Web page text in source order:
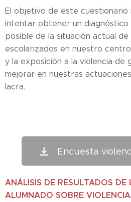
El objetivo de este
intentar obtener un diagnóstico
posible de la situación actual
escolarizados en nuestro
y la exposición a la violencia de
mejorar en nuestras
lacra.
Encuesta
ANÁLISIS DE RESULTADOS DE
ALUMNADO SOBRE